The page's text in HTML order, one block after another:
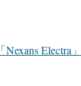
Electra